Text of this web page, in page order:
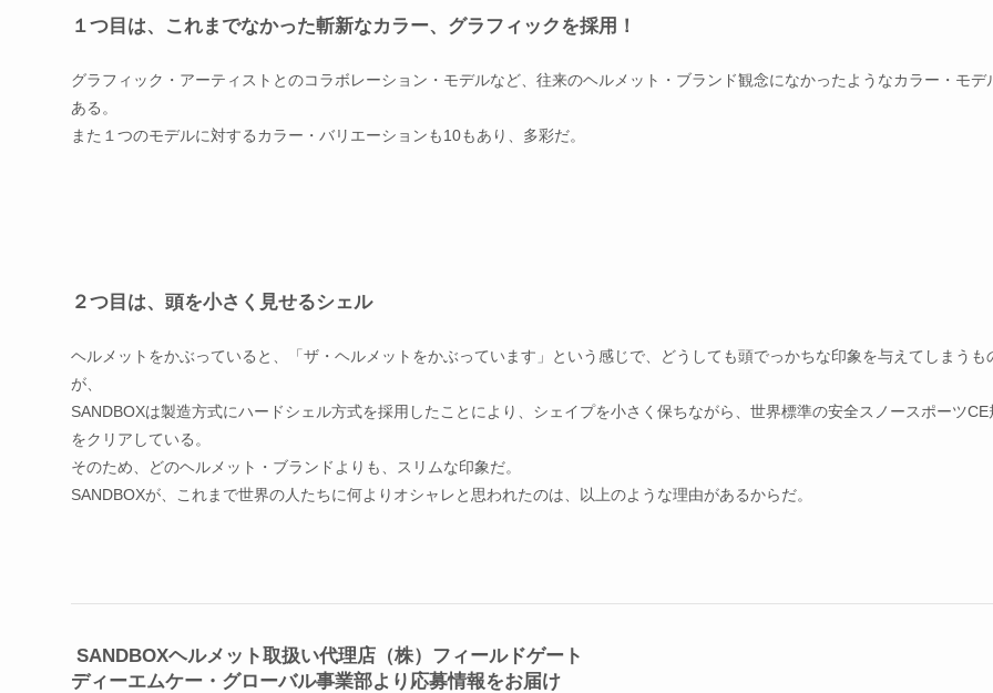
１つ目は、これまでなかった斬新なカラー、グラフィックを採用！
グラフィック・アーティストとのコラボレーション・モデルなど、 往来のヘルメット・ブランド観念になかったようなカラー・ モデ
ある。
また１つのモデルに対するカラー・バリエーションも10もあり、 多彩だ。
２つ目は、頭を小さく見せるシェル
ヘルメットをかぶっていると、「ザ・ ヘルメットをかぶっています」という感じで、
どうしても頭でっかちな印象を与えてしまうも
が、
SANDBOXは製造方式にハードシェル方式を採用したことによ り、シェイプを小さく保ちながら、 世界標準の安全スノースポーツCE
をクリアしている。
そのため、どのヘルメット・ブランドよりも、スリムな印象だ。
SANDBOXが、
これまで世界の人たちに何よりオシャレと思われたのは、 以上のような理由があるからだ。
SANDBOXヘルメット取扱い代理店（株）フィールドゲート
ディーエムケー・グローバル事業部より応募情報をお届け